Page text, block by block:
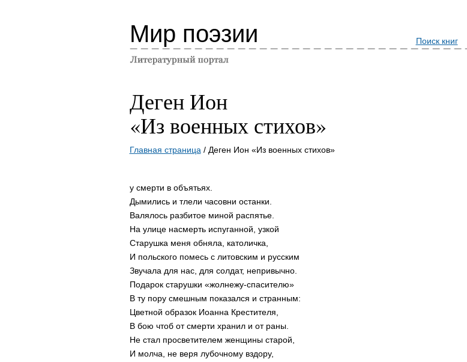
Мир поэзии Поиск книг
Деген Ион
«Из военных стихов»
Главная страница / Деген Ион «Из военных стихов»
у смерти в объятьях.
Дымились и тлели часовни останки.
Валялось разбитое миной распятье.
На улице насмерть испуганной, узкой
Старушка меня обняла, католичка,
И польского помесь с литовским и русским
Звучала для нас, для солдат, непривычно.
Подарок старушки «жолнежу-спасителю»
В ту пору смешным показался и странным:
Цветной образок Иоанна Крестителя,
В бою чтоб от смерти хранил и от раны.
Не стал просветителем женщины старой,
И молча, не веря лубочному вздору,